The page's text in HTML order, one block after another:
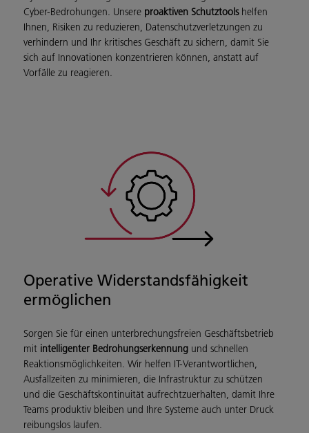
Cyber-Bedrohungen. Unsere proaktiven Schutztoolshelfen
Ihnen, Risiken zu reduzieren, Datenschutzverletzungen zu
verhindern und Ihr kritisches Geschäft zu sichern, damit Sie
sich auf Innovationen konzentrieren können, anstatt auf
Vorfälle zu reagieren.
Operative Widerstandsfähigkeit
ermöglichen
Sorgen Sie für einen unterbrechungsfreien Geschäftsbetrieb
mit intelligenter Bedrohungserkennung und schnellen
Reaktionsmöglichkeiten. Wir helfen IT-Verantwortlichen,
Ausfallzeiten zu minimieren, die Infrastruktur zu schützen
und die Geschäftskontinuität aufrechtzuerhalten, damit Ihre
Teams produktiv bleiben und Ihre Systeme auch unter Druck
reibungslos laufen.